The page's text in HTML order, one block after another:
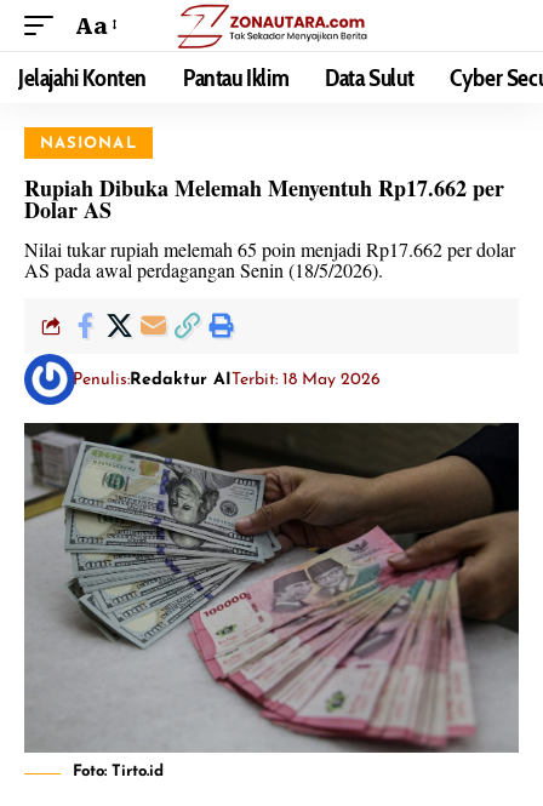
Aa
Jelajahi Konten Pantau Iklim Data Sulut Cyber
NASIONAL
Rupiah Dibuka Melemah Menyentuh Rp17.662 per
Dolar AS
Nilai tukar rupiah melemah 65 poin menjadi Rp17.662 per dolar
AS pada awal perdagangan Senin (18/5/2026).
Penulis: Redaktur AITerbit: 18 May 2026
Foto: Tirto.id